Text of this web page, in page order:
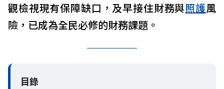
觀檢視現有保障缺口，及早接住財務與照護風
險，已成為全民必修的財務課題。
目錄